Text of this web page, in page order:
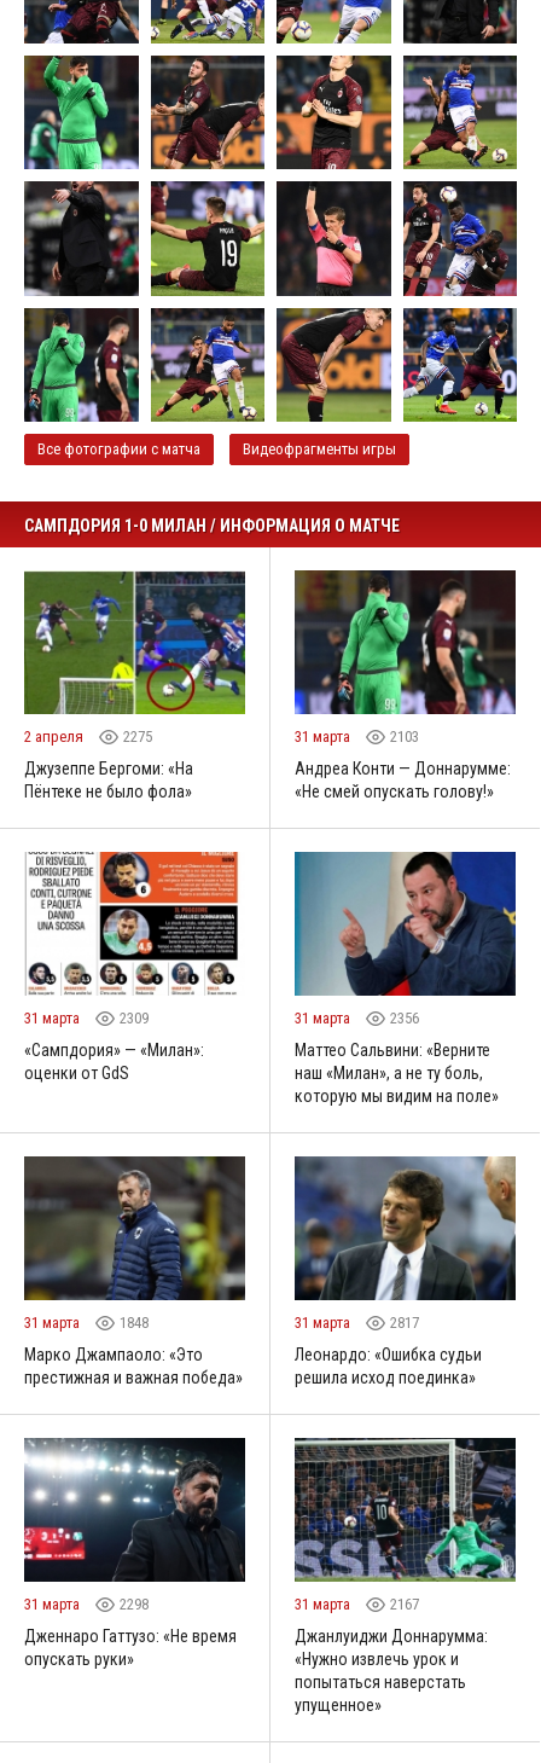
Все фотографии с матча Видеофрагменты игры
САМПДОРИЯ 1-0 МИЛАН / ИНФОРМАЦИЯ О МАТЧЕ
2 апреля 2275
Джузеппе Бергоми: «На
Пёнтеке не было фола»
31 марта 2103
Андреа Конти — Доннарумме:
«Не смей опускать голову!»
31 марта 2309
«Сампдория» — «Милан»:
оценки от GdS
31 марта 2356
Маттео Сальвини: «Верните
наш «Милан», а не ту боль,
которую мы видим на поле»
31 марта 1848
Марко Джампаоло: «Это
престижная и важная победа»
31 марта 2817
Леонардо: «Ошибка судьи
решила исход поединка»
31 марта 2298
Дженнаро Гаттузо: «Не время
опускать руки»
31 марта 2167
Джанлуиджи Доннарумма:
«Нужно извлечь урок и
попытаться наверстать
упущенное»